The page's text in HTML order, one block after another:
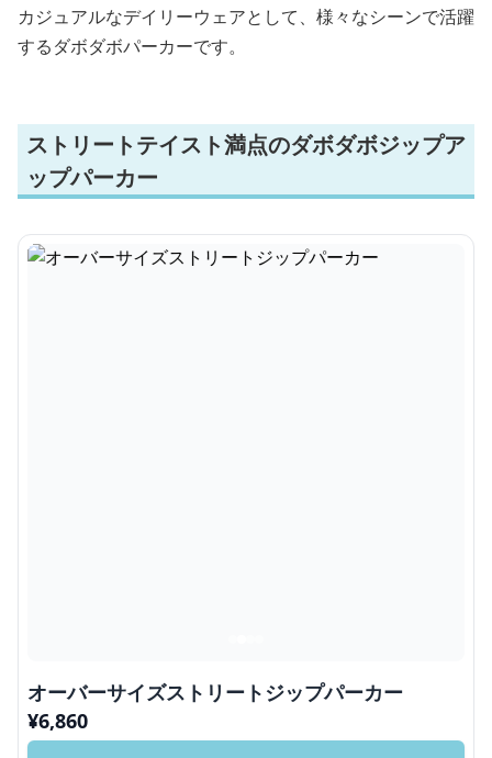
カジュアルなデイリーウェアとして、様々なシーンで活躍
するダボダボパーカーです。
ストリートテイスト満点のダボダボジップア
ップパーカー
オーバーサイズストリートジップパーカー
¥6,860